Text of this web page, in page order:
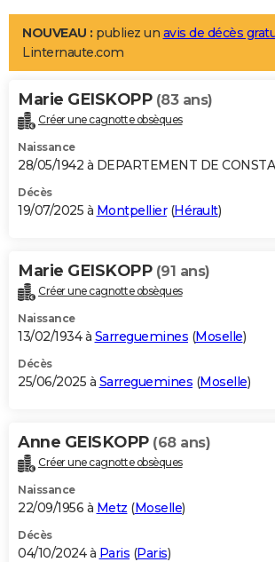
LIFESTYLE
Art de vivre
Bien-être
Loisirs
Mode
Modes de vie
Alimentation
Guide de la santé
Maladies
Médicaments
Sommeil
VOYAGE
Destinations
City break
Voyage nature
Voyage de noces
Forum
Climat
+PHOTO
GUIDES D'ACHAT
BONS PLANS
Carte de Noël
Carte Bonne année
Carte Saint-Valentin
Carte Pâques
Carte d'anniversaire
DICTIONNAIRE
Dictionnaire
Biographies
Citations
Expressions
Proverbes
PROGRAMME TV
S'inscrire
Se connecter
Lycées
Collèges
Primaires
Universités
Entreprises
Service militaire
Avis de recherche
AVIS DE DÉCÈS
Bricolage
Lifestyle
Culture
Sport
Auto
Television
Voyage
Cinema
NOUVEAU : publiez un avis de décès
Linternaute.com
Marie GEISKOPP (83 ans)
Créer une cagnotte obsèques
Naissance
28/05/1942 à DEPARTEMENT DE
Décès
19/07/2025 à Montpellier(Hérault)
Marie GEISKOPP (91 ans)
Créer une cagnotte obsèques
Naissance
13/02/1934 à Sarreguemines (Moselle)
Décès
25/06/2025 à Sarreguemines (Moselle)
Anne GEISKOPP (68 ans)
Créer une cagnotte obsèques
Naissance
22/09/1956 à Metz (Moselle)
Décès
04/10/2024 à Paris (Paris)